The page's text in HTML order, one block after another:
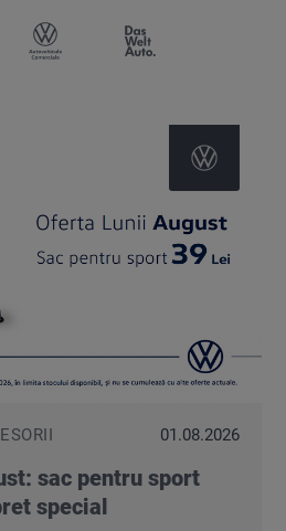
AUTOVEHICULE
COMERCIALE
WELTAUTO
01.08.2026
sac pentru sport
special